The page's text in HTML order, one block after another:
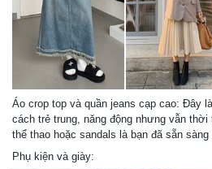
Áo crop top và quần jeans cạp cao: Đây
cách trẻ trung, năng động nhưng vẫn
thể thao hoặc sandals là bạn đã sẵn
Phụ kiện và giày: